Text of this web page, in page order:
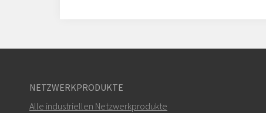
NETZWERKPRODUKTE
Alle industriellen Netzwerkprodukte